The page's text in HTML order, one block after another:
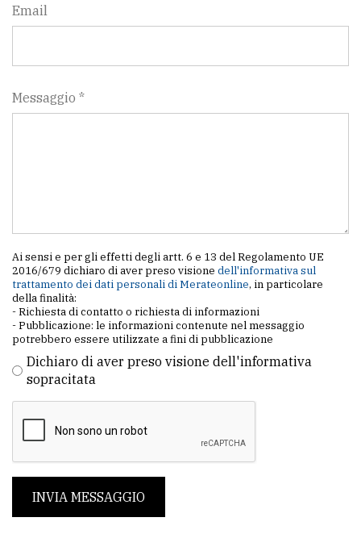
Email
Messaggio *
Ai sensi e per gli effetti degli artt. 6 e 13 del Regolamento UE
2016/679 dichiaro di aver preso visione dell'informativa sul
trattamento dei dati personali di Merateonline, in particolare
della finalità:
- Richiesta di contatto o richiesta di informazioni
- Pubblicazione: le informazioni contenute nel messaggio
potrebbero essere utilizzate a fini di pubblicazione
Dichiaro di aver preso visione dell'informativa
sopracitata
INVIA MESSAGGIO